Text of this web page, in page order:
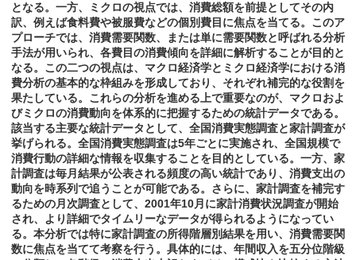
となる。一方、ミクロの視点では、消費総額を前提としてその内
訳、例えば食料費や被服費などの個別費目に焦点を当てる。このア
プローチでは、消費需要関数、または単に需要関数と呼ばれる分析
手法が用いられ、各費目の消費傾向を詳細に解析することが目的と
なる。この二つの視点は、マクロ経済学とミクロ経済学における消
費分析の基本的な枠組みを形成しており、それぞれ補完的な役割を
果たしている。これらの分析を進める上で重要なのが、マクロおよ
びミクロの消費動向を体系的に把握するための統計データである。
該当する主要な統計データとして、全国消費実態調査と家計調査が
挙げられる。全国消費実態調査は5年ごとに実施され、全国規模で
消費行動の詳細な情報を収集することを目的としている。一方、家
計調査は毎月結果が公表される頻度の高い統計であり、消費支出の
動向を時系列で追うことが可能である。さらに、家計調査を補完す
るための月次調査として、2001年10月に家計消費状況調査が開始
され、より詳細でタイムリーなデータが得られるようになってい
る。本分析では特に家計調査の所得階層別結果を用い、消費需要関
数に焦点を当てて考察を行う。具体的には、年間収入を五分位階級